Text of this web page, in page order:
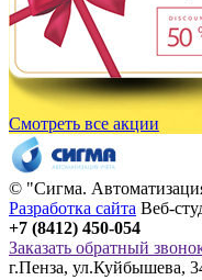
Смотреть все акции
© "Сигма.
Разработка сайта Веб-
+7 (8412) 450-054
Заказать обратный
г.Пенза, ул.Куйбышева,